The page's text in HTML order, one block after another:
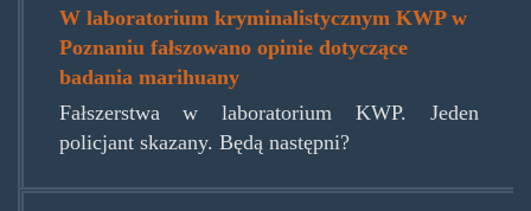
W laboratorium kryminalistycznym KWP w
Poznaniu fałszowano opinie dotyczące
badania marihuany
Fałszerstwa w laboratorium KWP. Jeden
policjant skazany. Będą następni?